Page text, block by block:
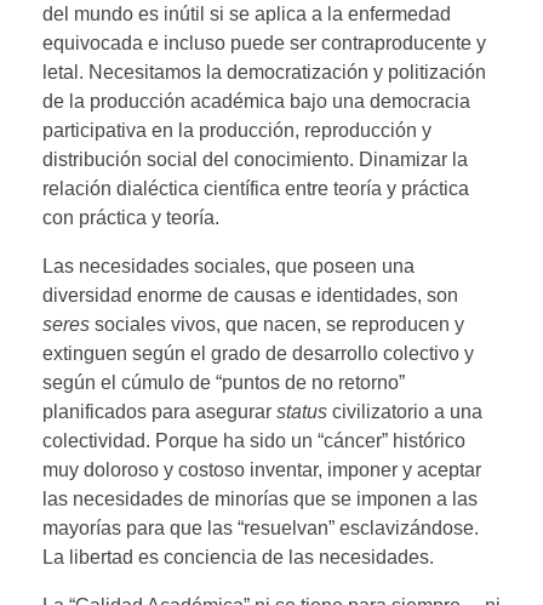
del mundo es inútil si se aplica a la enfermedad
equivocada e incluso puede ser contraproducente y
letal. Necesitamos la democratización y politización
de la producción académica bajo una democracia
participativa en la producción, reproducción y
distribución social del conocimiento. Dinamizar la
relación dialéctica científica entre teoría y práctica
con práctica y teoría.
Las necesidades sociales, que poseen una
diversidad enorme de causas e identidades, son
seres sociales vivos, que nacen, se reproducen y
extinguen según el grado de desarrollo colectivo y
según el cúmulo de “puntos de no retorno”
planificados para asegurar status civilizatorio a una
colectividad. Porque ha sido un “cáncer” histórico
muy doloroso y costoso inventar, imponer y aceptar
las necesidades de minorías que se imponen a las
mayorías para que las “resuelvan” esclavizándose.
La libertad es conciencia de las necesidades.